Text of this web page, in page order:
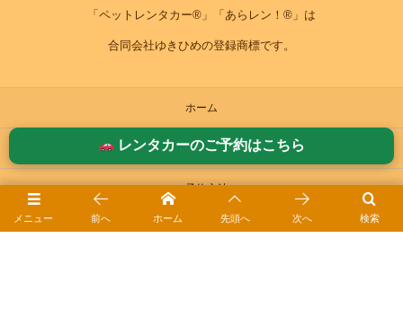
「ペットレンタカー®」「あらレン！®」は
合同会社ゆきひめの登録商標です。
レンタカーのご予約はこちら
ホーム
ご利用案内
ご予約方法
お役立ちガイド｜ペットレンタカーⓇ
メニュー 検索
前へ ホーム 先頭へ 次へ